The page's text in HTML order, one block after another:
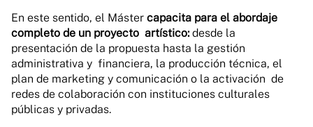
En este sentido, el Máster capacita para el abordaje
completo de un proyecto artístico:desde la
presentación de la propuesta hasta la gestión
administrativa y financiera, la producción técnica, el
plan de marketing y comunicación o la activación de
redes de colaboración con instituciones culturales
públicas y privadas.